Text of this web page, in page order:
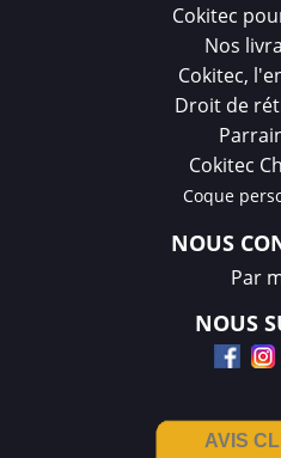
Cokitec
Nos
Cokitec,
Droit de
Cokitec
Coque
NOUS
Par
NOUS
AVIS